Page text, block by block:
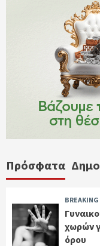
Πρόσφατα
BREAKING
χωρών
όρου